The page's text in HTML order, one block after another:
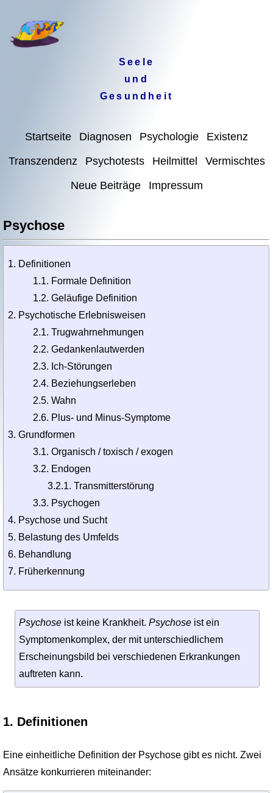
Seele
und
Gesundheit
Startseite Diagnosen Psychologie
Existenz
Transzendenz
Psychotests Heilmittel
Vermischtes
Neue Beiträge
Impressum
Psychose
Definitionen
1.1. Formale Definition
1.2. Geläufige Definition
Psychotische Erlebnisweisen
2.1. Trugwahrnehmungen
2.2. Gedankenlautwerden
2.3. Ich-Störungen
2.4. Beziehungserleben
2.5. Wahn
2.6. Plus- und Minus-Symptome
Grundformen
3.1. Organisch / toxisch / exogen
3.2. Endogen
3.2.1. Transmitterstörung
3.3. Psychogen
Psychose und Sucht
Belastung des Umfelds
Behandlung
Früherkennung
Psychose ist keine Krankheit.Psychose ist ein
Symptomenkomplex, der mit unterschiedlichem
Erscheinungsbild bei verschiedenen Erkrankungen
auftreten kann.
1. Definitionen
Eine einheitliche Definition der Psychose gibt es nicht. Zwei
Ansätze konkurrieren miteinander: